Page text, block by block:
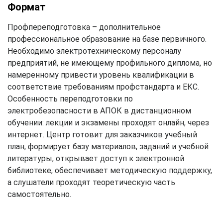
Формат
Профпереподготовка – дополнительное
профессиональное образование на базе первичного.
Необходимо электротехническому персоналу
предприятий, не имеющему профильного диплома, но
намеренному привести уровень квалификации в
соответствие требованиям профстандарта и ЕКС.
Особенность переподготовки по
электробезопасности в АПОК в дистанционном
обучении: лекции и экзамены проходят онлайн, через
интернет. Центр готовит для заказчиков учебный
план, формирует базу материалов, заданий и учебной
литературы, открывает доступ к электронной
библиотеке, обеспечивает методическую поддержку,
а слушатели проходят теоретическую часть
самостоятельно.